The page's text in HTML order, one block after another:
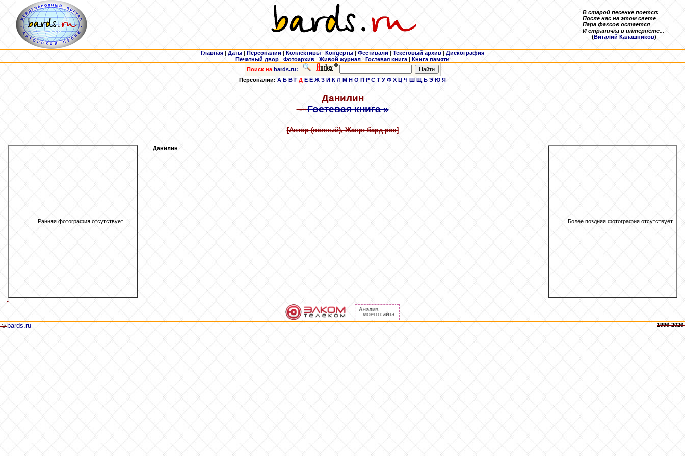
В старой песенке поется:
После нас на этом свете
Пара факсов остается
И страничка в интернете...
(Виталий Калашников)
Главная | Даты | Персоналии | Коллективы | Концерты | Фестивали | Текстовый архив | Дискография
Печатный двор | Фотоархив | Живой журнал | Гостевая книга | Книга памяти
Поиск на bards.ru:
Персоналии:А Б В Г Д Е Ё Ж З И К Л М Н О П Р С Т У Ф Х Ц Ч Ш Щ Ь Э Ю Я
Данилин
-Гостевая книга »
[Автор (полный), Жанр: бард-рок]
Ранняя фотография отсутствует Более поздняя фотография отсутствует
Данилин
©bards.ru 1996-2026